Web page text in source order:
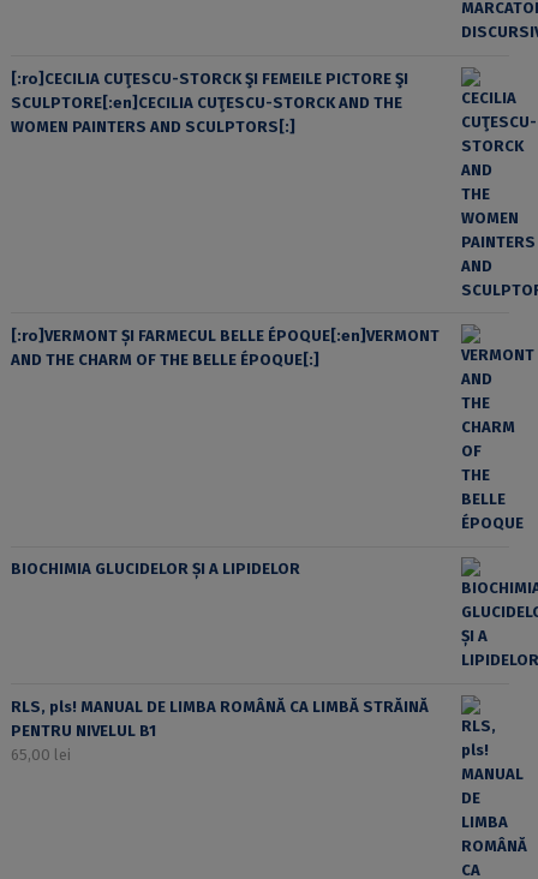
[:ro]CECILIA CUŢESCU-STORCK ŞI FEMEILE PICTORE ŞI
SCULPTORE[:en]CECILIA CUŢESCU-STORCK AND THE
WOMEN PAINTERS AND SCULPTORS[:]
[:ro]VERMONT ȘI FARMECUL BELLE ÉPOQUE[:en]VERMONT
AND THE CHARM OF THE BELLE ÉPOQUE[:]
BIOCHIMIA GLUCIDELOR ȘI A LIPIDELOR
RLS, pls! MANUAL DE LIMBA ROMÂNĂ CA LIMBĂ STRĂINĂ
PENTRU NIVELUL B1
65,00 lei